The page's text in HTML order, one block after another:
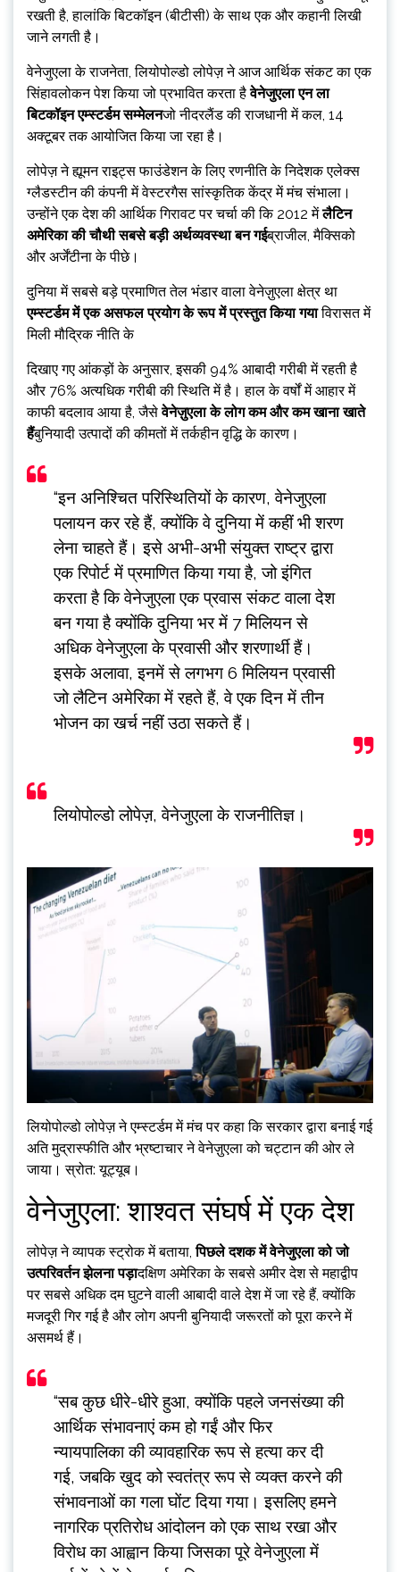
रखती है, हालांकि बिटकॉइन (बीटीसी) के साथ एक और कहानी लिखी
जाने लगती है।
वेनेजुएला के राजनेता, लियोपोल्डो लोपेज़ ने आज आर्थिक संकट का एक
सिंहावलोकन पेश किया जो प्रभावित करता हैवेनेजुएला एन ला
बिटकॉइन एम्स्टर्डम सम्मेलनजो नीदरलैंड की राजधानी में कल, 14
अक्टूबर तक आयोजित किया जा रहा है।
लोपेज़ ने ह्यूमन राइट्स फाउंडेशन के लिए रणनीति के निदेशक एलेक्स
ग्लैडस्टीन की कंपनी में वेस्टरगैस सांस्कृतिक केंद्र में मंच संभाला।
उन्होंने एक देश की आर्थिक गिरावट पर चर्चा की कि 2012 मेंलैटिन
अमेरिका की चौथी सबसे बड़ी अर्थव्यवस्था बन गईब्राजील, मैक्सिको
और अर्जेंटीना के पीछे।
दुनिया में सबसे बड़े प्रमाणित तेल भंडार वाला वेनेज़ुएला क्षेत्र था
एम्स्टर्डम में एक असफल प्रयोग के रूप में प्रस्तुत किया गयाविरासत में
मिली मौद्रिक नीति के
दिखाए गए आंकड़ों के अनुसार, इसकी 94% आबादी गरीबी में रहती है
और 76% अत्यधिक गरीबी की स्थिति में है। हाल के वर्षों में आहार में
काफी बदलाव आया है, जैसेवेनेज़ुएला के लोग कम और कम खाना खाते
हैंबुनियादी उत्पादों की कीमतों में तर्कहीन वृद्धि के कारण।
“इन अनिश्चित परिस्थितियों के कारण, वेनेजुएला
पलायन कर रहे हैं, क्योंकि वे दुनिया में कहीं भी शरण
लेना चाहते हैं। इसे अभी-अभी संयुक्त राष्ट्र द्वारा
एक रिपोर्ट में प्रमाणित किया गया है, जो इंगित
करता है कि वेनेजुएला एक प्रवास संकट वाला देश
बन गया है क्योंकि दुनिया भर में 7 मिलियन से
अधिक वेनेजुएला के प्रवासी और शरणार्थी हैं।
इसके अलावा, इनमें से लगभग 6 मिलियन प्रवासी
जो लैटिन अमेरिका में रहते हैं, वे एक दिन में तीन
भोजन का खर्च नहीं उठा सकते हैं।
लियोपोल्डो लोपेज़, वेनेजुएला के राजनीतिज्ञ।
लियोपोल्डो लोपेज़ ने एम्स्टर्डम में मंच पर कहा कि सरकार द्वारा बनाई गई
अति मुद्रास्फीति और भ्रष्टाचार ने वेनेज़ुएला को चट्टान की ओर ले
जाया। स्रोत: यूट्यूब।
वेनेजुएला: शाश्वत संघर्ष में एक देश
लोपेज़ ने व्यापक स्ट्रोक में बताया,पिछले दशक में वेनेजुएला को जो
उत्परिवर्तन झेलना पड़ादक्षिण अमेरिका के सबसे अमीर देश से महाद्वीप
पर सबसे अधिक दम घुटने वाली आबादी वाले देश में जा रहे हैं, क्योंकि
मजदूरी गिर गई है और लोग अपनी बुनियादी जरूरतों को पूरा करने में
असमर्थ हैं।
“सब कुछ धीरे-धीरे हुआ, क्योंकि पहले जनसंख्या की
आर्थिक संभावनाएं कम हो गईं और फिर
न्यायपालिका की व्यावहारिक रूप से हत्या कर दी
गई, जबकि खुद को स्वतंत्र रूप से व्यक्त करने की
संभावनाओं का गला घोंट दिया गया। इसलिए हमने
नागरिक प्रतिरोध आंदोलन को एक साथ रखा और
विरोध का आह्वान किया जिसका पूरे वेनेजुएला में